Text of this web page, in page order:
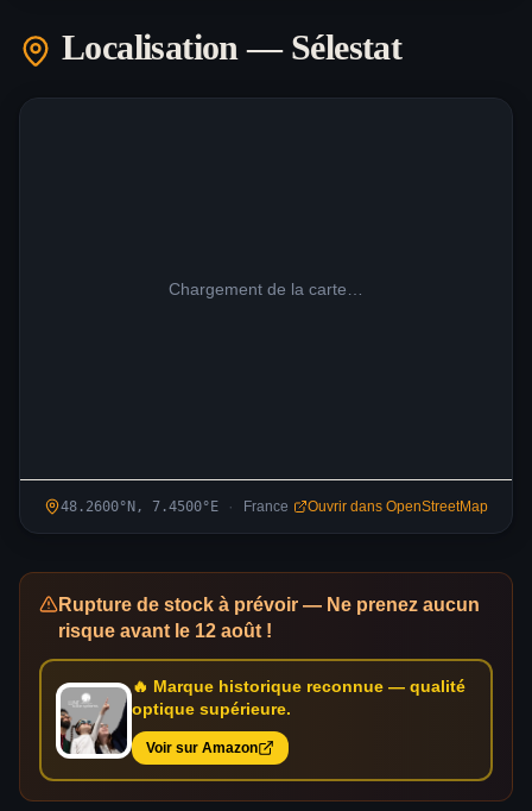
Localisation — Sélestat
Chargement de la carte…
48.2600°N, 7.4500° E · France Ouvrir dans OpenStreetMap
Rupture de stock à prévoir — Ne prenez aucun
risque avant le 12 août !
🔥 Marque historique reconnue — qualité
optique supérieure.
Voir sur Amazon